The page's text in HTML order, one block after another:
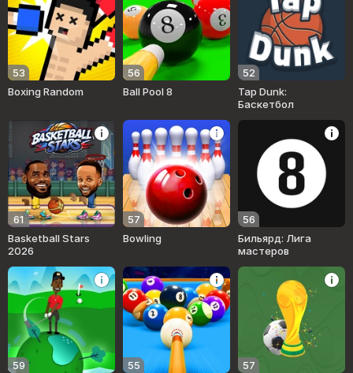
53
Boxing Random
56
Ball Pool 8
52
Tap Dunk:
Баскетбол
61
Basketball Stars
2026
57
Bowling
56
Бильярд: Лига
мастеров
59
55
57